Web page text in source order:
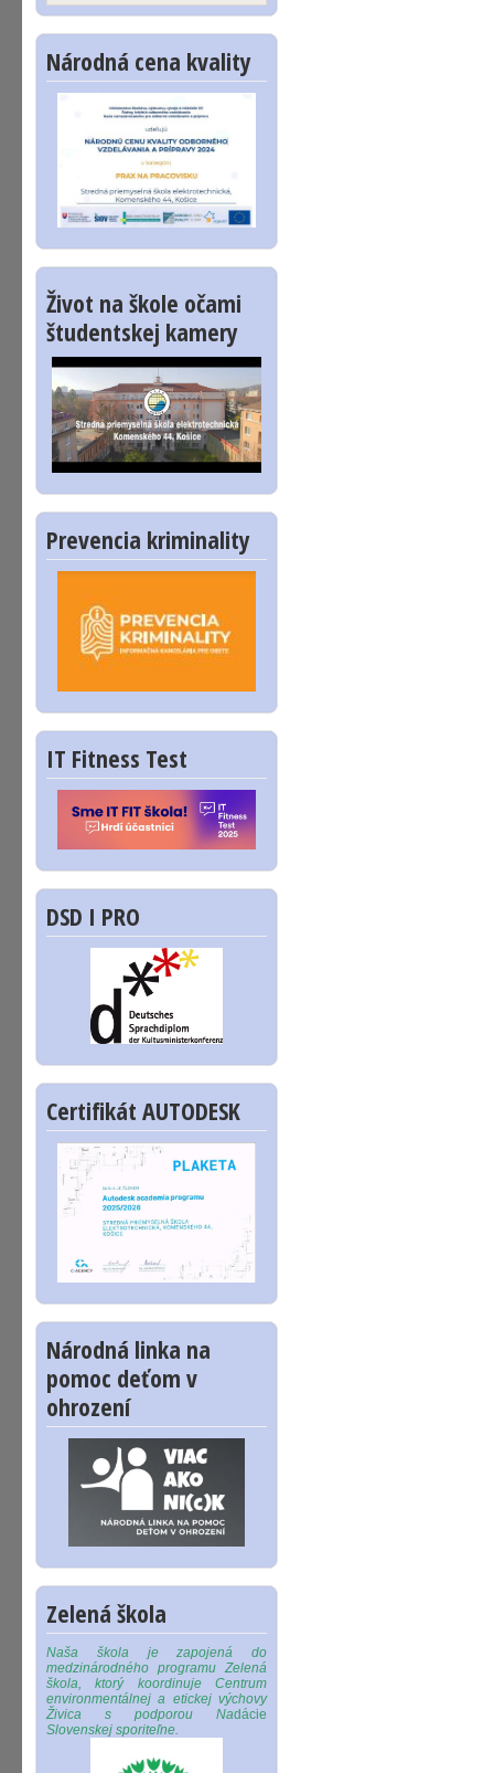
Národná cena kvality
Život na škole očami
študentskej kamery
Prevencia kriminality
IT Fitness Test
DSD I PRO
Certifikát AUTODESK
Národná linka na
pomoc deťom v
ohrození
Zelená škola
Naša škola je zapojená do
medzinárodného programu Zelená
škola, ktorý koordinuje Centrum
environmentálnej a etickej výchovy
Živica s podporou Nadácie
Slovenskej sporiteľne.